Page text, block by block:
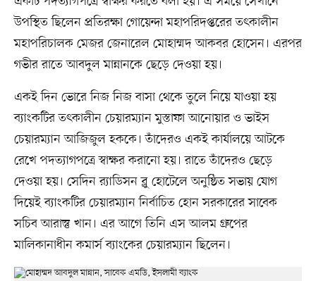
উপস্থিত ছিলেন প্রতিরক্ষা গোয়েন্দা মহাপরিদপ্তরের তৎকালীন
মহাপরিচালক মেজর জেনারেল মোহাম্মদ আকবর হোসেন। এরপর
গভীর রাতে আবদুল মান্নানকে ছেড়ে দেওয়া হয়।
একই দিন ভোরে নিজ নিজ বাসা থেকে তুলে নিয়ে যাওয়া হয়
ব্যাংকটির তৎকালীন চেয়ারম্যান মুস্তাফা আনোয়ার ও ভাইস
চেয়ারম্যান আজিজুল হককে। তাঁদেরও একই কার্যালয়ে আটকে
রেখে পদত্যাগপত্রে স্বাক্ষর করানো হয়। রাতে তাঁদেরও ছেড়ে
দেওয়া হয়। সেদিন র‍্যাডিসন ব্লু হোটেলে অনুষ্ঠিত সভায় যোগ
দিয়েই ব্যাংকটির চেয়ারম্যান নির্বাচিত হোন সরকারের সাবেক
সচিব আরাস্তু খান। এর আগে তিনি এস আলম গ্রুপের
মালিকানাধীন কমার্স ব্যাংকের চেয়ারম্যান ছিলেন।